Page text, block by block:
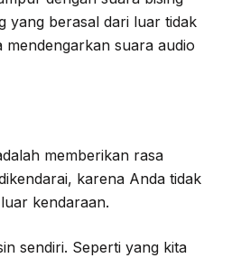
yang berasal dari luar tidak
suara audio
memberikan rasa
karena Anda tidak
kendaraan.
sendiri. Seperti yang kita